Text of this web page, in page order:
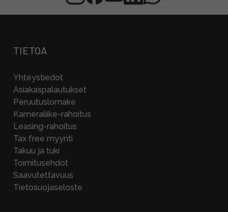
TIETOA
Yhteystiedot
Asiakaspalautukset
Peruutuslomake
Kameraliike-rahoitus
Leasing-rahoitus
Tax free myynti
Takuu ja tuki
Toimitusehdot
Saavutettavuus
Tietosuojaseloste